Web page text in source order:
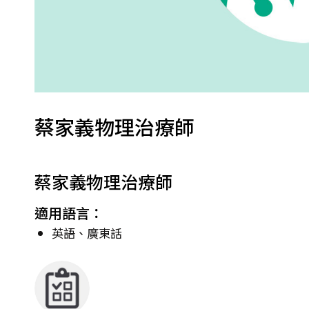
蔡家義物理治療師
蔡家義物理治療師
適用語言：
英語、廣東話